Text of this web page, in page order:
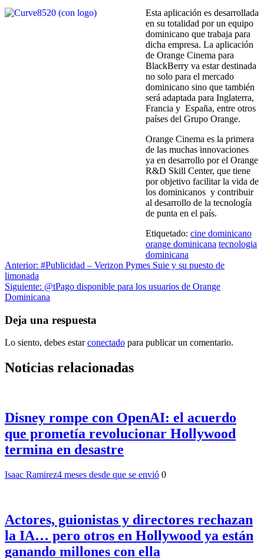
Esta aplicación es desarrollada
en su totalidad por un equipo
dominicano que trabaja para
dicha empresa. La aplicación
de Orange Cinema para
BlackBerry va estar destinada
no solo para el mercado
dominicano sino que también
será adaptada para Inglaterra,
Francia y España, entre otros
países del Grupo Orange.
Orange Cinema es la primera
de las muchas innovaciones
ya en desarrollo por el Orange
R&D Skill Center, que tiene
por objetivo facilitar la vida de
los dominicanos y contribuir
al desarrollo de la tecnología
de punta en el país.
Etiquetado: cine dominicano
orange dominicana tecnologia
dominicana
Navegación
de
entradas
Anterior: #Publicidad – Verizon Pymes Suie y su puesto de
limonada
Siguiente: @tPago disponible para los usuarios de Orange
Dominicana
Deja una respuesta
Lo siento, debes estarconectado para publicar un comentario.
Noticias relacionadas
Disney rompe con OpenAI: el acuerdo
que prometía revolucionar Hollywood
termina en desastre
Isaac Ramirez4 meses desde que se envió 0
Actores, guionistas y directores rechazan
la IA… pero otros en Hollywood ya están
ganando millones con ella